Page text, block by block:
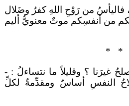
، فاليأسُ من رَوْحِ اللهِ كفرٌ وضَلال
من أنفسِكم موتٌ معنويٌّ أليم
*
*
غيرَنا ؟ وقليلاً ما نتساءلُ : -
النفسِ أساسٌ ومقدِّمةٌ لكلِّ